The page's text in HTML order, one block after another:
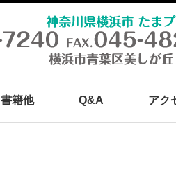
書籍他 Q&A アク